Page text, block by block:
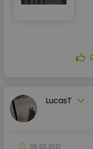
LucasT
05.02.2021